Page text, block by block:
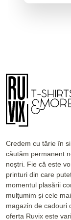
Credem cu tărie în
căutăm permanent
noștri. Fie că este
printuri din care
momentul plasării
mulțumim și cele
magazin de cadouri
oferta Ruvix este